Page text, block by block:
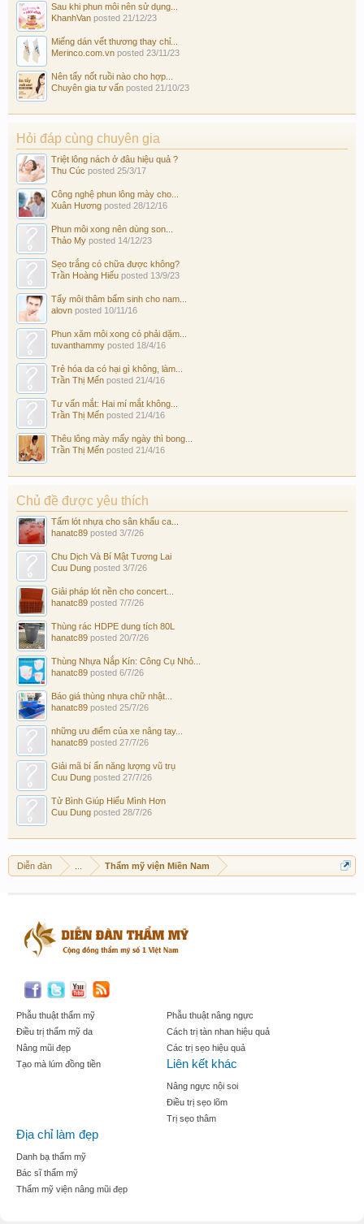
Sau khi phun môi nên sử dụng...
KhanhVan posted 21/12/23
Miếng dán vết thương thay chỉ...
Merinco.com.vn posted 23/11/23
Nên tẩy nốt ruồi nào cho hợp...
Chuyên gia tư vấn posted 21/10/23
Hỏi đáp cùng chuyên gia
Triệt lông nách ở đâu hiệu quả ?
Thu Cúc posted 25/3/17
Công nghệ phun lông mày cho...
Xuân Hương posted 28/12/16
Phun môi xong nên dùng son...
Thảo My posted 14/12/23
Sẹo trắng có chữa được không?
Trần Hoàng Hiếu posted 13/9/23
Tẩy môi thâm bẩm sinh cho nam...
alovn posted 10/11/16
Phun xăm môi xong có phải dặm...
tuvanthammy posted 18/4/16
Trẻ hóa da có hại gì không, làm...
Trần Thị Mến posted 21/4/16
Tư vấn mắt: Hai mí mắt không...
Trần Thị Mến posted 21/4/16
Thêu lông mày mấy ngày thì bong...
Trần Thị Mến posted 21/4/16
Chủ đề được yêu thích
Tấm lót nhựa cho sân khấu ca...
hanatc89 posted 3/7/26
Chu Dịch Và Bí Mật Tương Lai
Cuu Dung posted 3/7/26
Giải pháp lót nền cho concert...
hanatc89 posted 7/7/26
Thùng rác HDPE dung tích 80L
hanatc89 posted 20/7/26
Thùng Nhựa Nắp Kín: Công Cụ Nhỏ...
hanatc89 posted 6/7/26
Báo giá thùng nhựa chữ nhật...
hanatc89 posted 25/7/26
những ưu điểm của xe nâng tay...
hanatc89 posted 27/7/26
Giải mã bí ẩn năng lượng vũ trụ
Cuu Dung posted 27/7/26
Tử Bình Giúp Hiểu Mình Hơn
Cuu Dung posted 28/7/26
Diễn đàn Thẩm mỹ viện Miền Nam
Phẫu thuật thẩm mỹ
Điều trị thẩm mỹ da
Nâng mũi đẹp
Tạo mà lúm đồng tiền
Phẫu thuật nâng ngực
Cách trị tàn nhan hiệu quả
Các trị sẹo hiệu quả
Liên kết khác
Nâng ngực nội soi
Điều trị sẹo lõm
Trị sẹo thâm
Địa chỉ làm đẹp
Danh bạ thẩm mỹ
Bác sĩ thẩm mỹ
Thẩm mỹ viện nâng mũi đẹp